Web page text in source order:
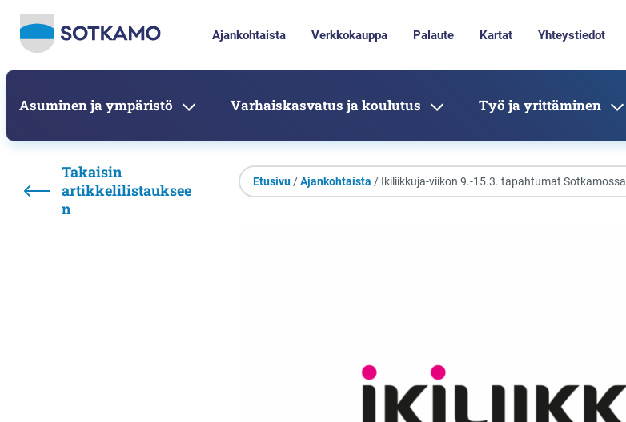
Ajankohtaista Verkkokauppa Palaute Kartat Yhteystiedot
Asuminen ja ympäristö Varhaiskasvatus ja koulutus Työ ja yrittäminen
Takaisin
artikkelilistauksee
n
Etusivu/Ajankohtaista / Ikiliikkuja-viikon 9.-15.3. tapahtumat Sotkamossa